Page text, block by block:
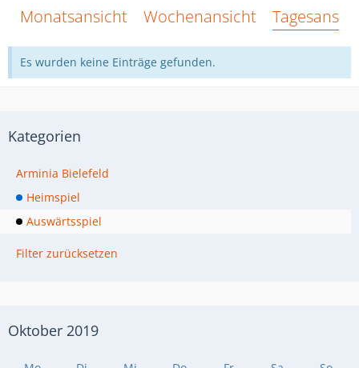
Monatsansicht Wochenansicht
Es wurden keine Einträge gefunden.
Kategorien
Arminia Bielefeld
Heimspiel
Auswärtsspiel
Filter zurücksetzen
Oktober 2019